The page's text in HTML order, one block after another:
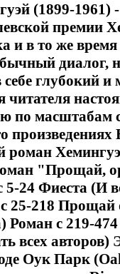
(1899-
премии
и в то же
диалог,
глубокий и
читателя
по масштабам
"Прощай,
5-24 Фиеста (И
25-218 Прощай
Роман c 219-
всех
Оук Парк